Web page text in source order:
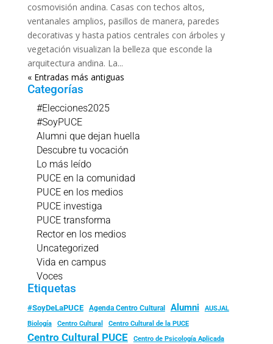
cosmovisión andina. Casas con techos altos,
ventanales amplios, pasillos de manera, paredes
decorativas y hasta patios centrales con árboles y
vegetación visualizan la belleza que esconde la
arquitectura andina. La...
« Entradas más antiguas
Categorías
#Elecciones2025
#SoyPUCE
Alumni que dejan huella
Descubre tu vocación
Lo más leído
PUCE en la comunidad
PUCE en los medios
PUCE investiga
PUCE transforma
Rector en los medios
Uncategorized
Vida en campus
Voces
Etiquetas
#SoyDeLaPUCE Agenda Centro Cultural Alumni
AUSJAL
Biología
Centro Cultural Centro Cultural de la PUCE
Centro Cultural PUCE Centro de Psicología Aplicada